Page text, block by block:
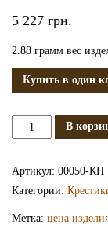
5 227 грн.
2.88 грамм вес
Купить в один
КоличествоВ
Артикул: 00050-КП
Категории:
Метка: цена